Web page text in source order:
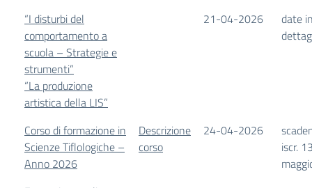
“I disturbi del
comportamento a
scuola – Strategie e
strumenti”
“La produzione
artistica della LIS”
21-04-2026
date
Corso di formazione in
Scienze Tiflologiche –
Anno 2026
Descrizione
corso
24-04-2026
iscr.